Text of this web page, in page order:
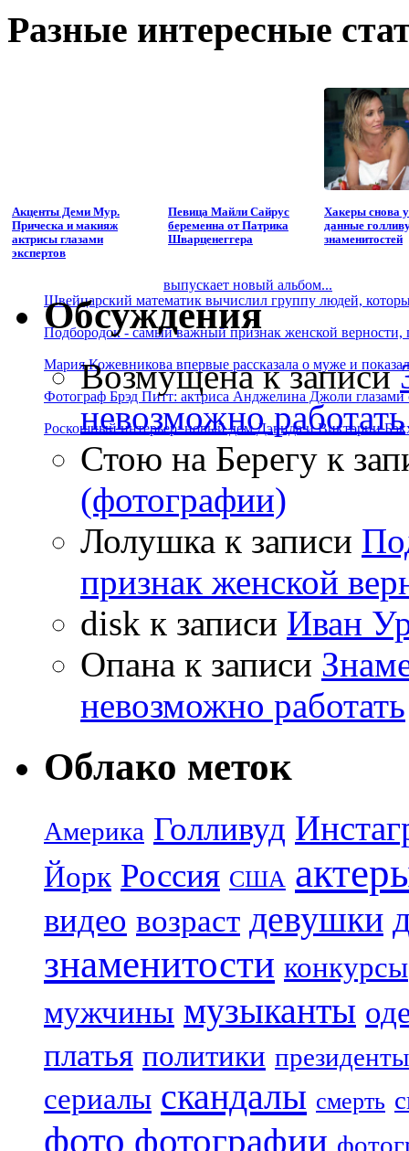
Разные интересные
Акценты Деми Мур.
Прическа и макияж
актрисы глазами
экспертов
Певица Майли Сайрус
беременна от Патрика
Шварценеггера
Хакеры снова
данные
знаменитостей
выпускает новый альбом...
Швейцарский математик вычислил группу людей,
Подбородок - самый важный признак женской
Мария Кожевникова впервые рассказала о муже и
Фотограф Брэд Питт: актриса Анджелина Джоли глазами
Роскошный интерьер: новый дом Дэвида и Виктории
Обсуждения
Возмущенак записи
невозможно работать
Стою на Берегу к
(фотографии)
Лолушка к записи
признак женской
disk к записи Иван
Опана к записи
невозможно работать
Облако меток
Америка Голливуд
Йорк Россия США
видео возраст девушки
знаменитости конкурсы
мужчины музыканты
платья политики президенты
сериалы скандалы смерть
фото фотографии